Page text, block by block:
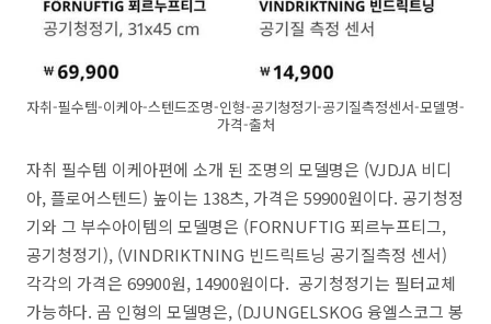
자취-필수템-이케아-스텐드조명-인형-공기청정기-공기질측정센서-모델명-
가격-출처
자취 필수템 이케아편에 소개 된 조명의 모델명은 (VJDJA 비디
아, 플로어스텐드) 높이는 138츠, 가격은 59900원이다. 공기청정
기와 그 부수아이템의 모델명은 (FORNUFTIG 푀르누프티그,
공기청정기), (VINDRIKTNING 빈드릭트닝 공기질측정 센서)
각각의 가격은 69900원, 14900원이다. 공기청정기는 필터교체
가능하다. 곰 인형의 모델명은, (DJUNGELSKOG 융엘스코그 봉